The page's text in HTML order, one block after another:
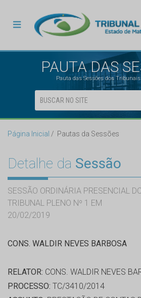
PAUTA DAS
Pauta das Sessões dos
Página Inicial Pautas da Sessões
Detalhe da Sessão
SESSÃO ORDINÁRIA PRESENCIAL
TRIBUNAL PLENO Nº 1 EM
20/02/2019
CONS. WALDIR NEVES BARBOSA
RELATOR: CONS. WALDIR NEVES
PROCESSO: TC/3410/2014